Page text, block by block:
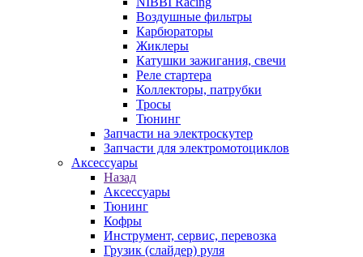
Воздушные фильтры
Карбюраторы
Жиклеры
Катушки зажигания, свечи
Реле стартера
Коллекторы, патрубки
Тросы
Тюнинг
Запчасти на электроскутер
Запчасти для электромотоциклов
Аксессуары
Назад
Аксессуары
Тюнинг
Кофры
Инструмент, сервис, перевозка
Грузик (слайдер) руля